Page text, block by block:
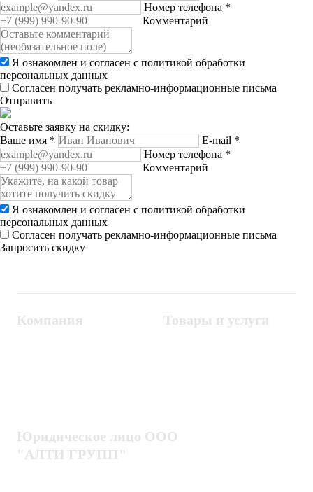
Номер телефона *
Комментарий
Я ознакомлен и согласен с политикой обработки
персональных данных
Согласен получать рекламно-информационные письма
Отправить
Оставьте заявку на скидку:
Ваше имя * E-mail *
Номер телефона *
Комментарий
Я ознакомлен и согласен с политикой обработки
персональных данных
Согласен получать рекламно-информационные письма
Запросить скидку
Компания Товары и услуги
Юридическое лицо ООО
"АЛТИ ГРУПП"